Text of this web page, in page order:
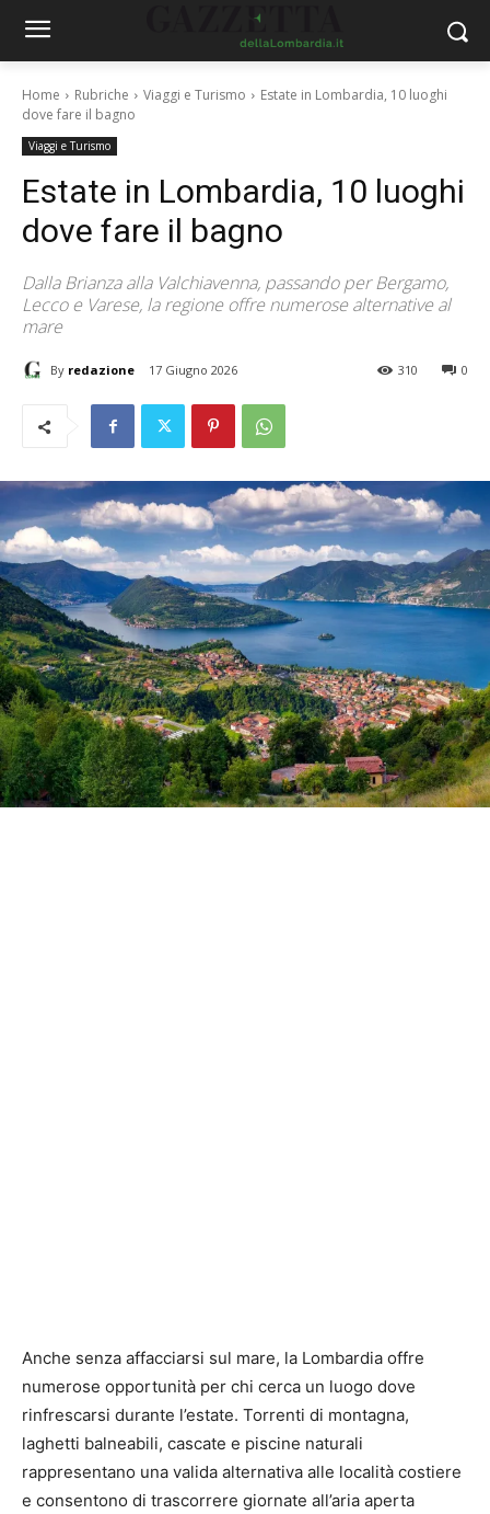
Home Rubriche Viaggi e Turismo
Estate in Lombardia, 10 luoghi
dove fare il bagno
Viaggi e Turismo
Estate in Lombardia, 10 luoghi
dove fare il bagno
Dalla Brianza alla Valchiavenna, passando per Bergamo,
Lecco e Varese, la regione offre numerose alternative al
mare
By redazione 17 Giugno 2026 0
310
Anche senza affacciarsi sul mare, la Lombardia offre
numerose opportunità per chi cerca un luogo dove
rinfrescarsi durante l’estate. Torrenti di montagna,
laghetti balneabili, cascate e piscine naturali
rappresentano una valida alternativa alle località costiere
e consentono di trascorrere giornate all’aria aperta